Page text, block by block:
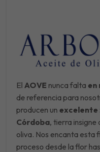
El AOVE nunca falta en
de referencia para
producen un excelente
Córdoba, tierra insigne
oliva. Nos encanta esta
proceso desde la flor